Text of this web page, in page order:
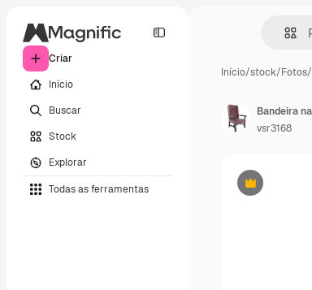
Criar
Início
Buscar
Stock
Explorar
Todas as ferramentas
Início/stock/Fotos/
Premium
vsr3168